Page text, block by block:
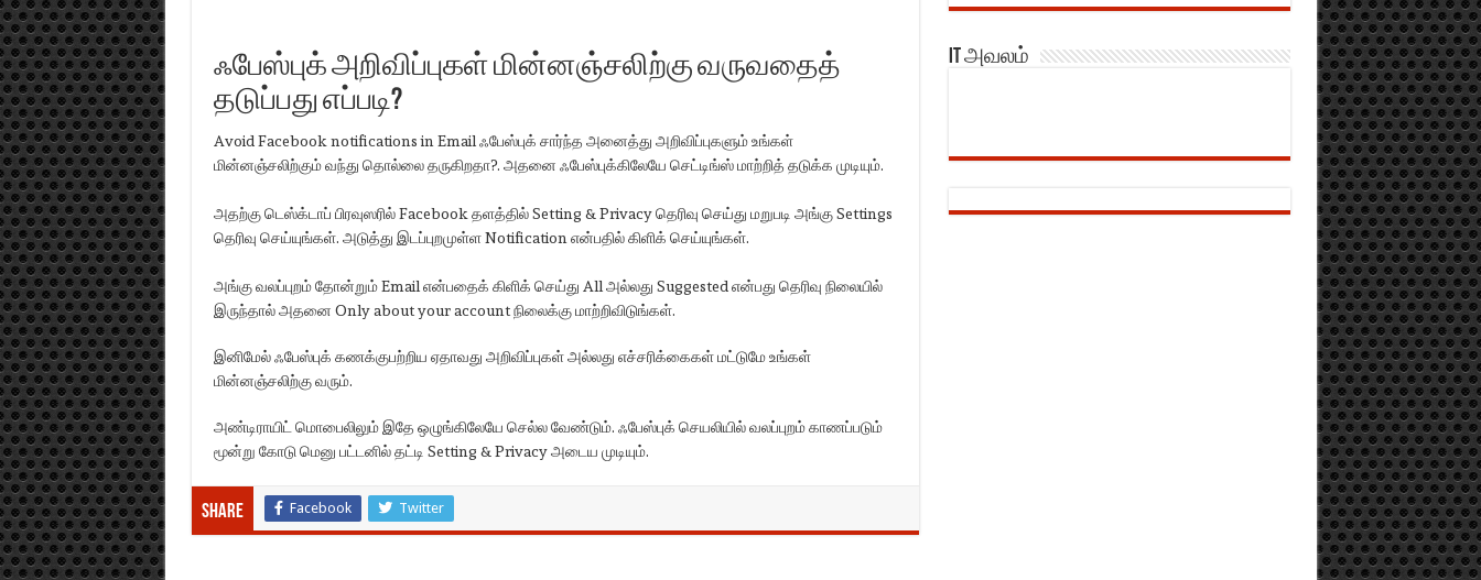
ஃபேஸ்புக் அறிவிப்புகள் மின்னஞ்சலிற்கு வருவதைத்
தடுப்பது எப்படி?
Avoid Facebook notifications in Email ஃபேஸ்புக் சார்ந்த அனைத்து அறிவிப்புகளும் உங்கள்
மின்னஞ்சலிற்கும் வந்து தொல்லை தருகிறதா?. அதனை ஃபேஸ்புக்கிலேயே செட்டிங்ஸ் மாற்றித் தடுக்க முடியும்.
அதற்கு டெஸ்க்டாப் பிரவுஸரில் Facebook தளத்தில் Setting & Privacy தெரிவு செய்து மறுபடி அங்கு Settings
தெரிவு செய்யுங்கள். அடுத்து இடப்புறமுள்ள Notification என்பதில் கிளிக் செய்யுங்கள்.
அங்கு வலப்புறம் தோன்றும் Email என்பதைக் கிளிக் செய்து All அல்லது Suggested என்பது தெரிவு நிலையில்
இருந்தால் அதனை Only about your account நிலைக்கு மாற்றிவிடுங்கள்.
இனிமேல் ஃபேஸ்புக் கணக்குபற்றிய ஏதாவது அறிவிப்புகள் அல்லது எச்சரிக்கைகள் மட்டுமே உங்கள்
மின்னஞ்சலிற்கு வரும்.
அண்டிராயிட் மொபைலிலும் இதே ஒழுங்கிலேயே செல்ல வேண்டும். ஃபேஸ்புக் செயலியில் வலப்புறம் காணப்படும்
மூன்று கோடு மெனு பட்டனில் தட்டி Setting & Privacy அடைய முடியும்.
Share Facebook Twitter
IT அவலம்